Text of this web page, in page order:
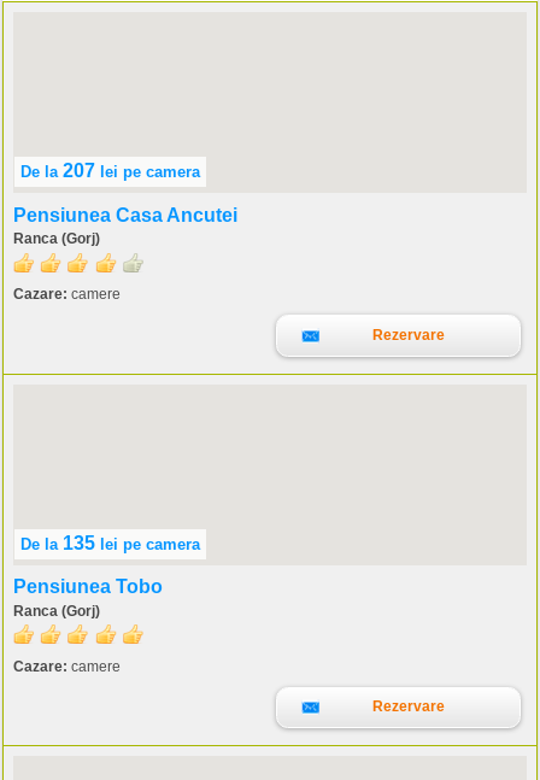
De la 207 lei pe camera
Pensiunea Casa Ancutei
Ranca (Gorj)
Cazare: camere
Rezervare
De la 135 lei pe camera
Pensiunea Tobo
Ranca (Gorj)
Cazare: camere
Rezervare